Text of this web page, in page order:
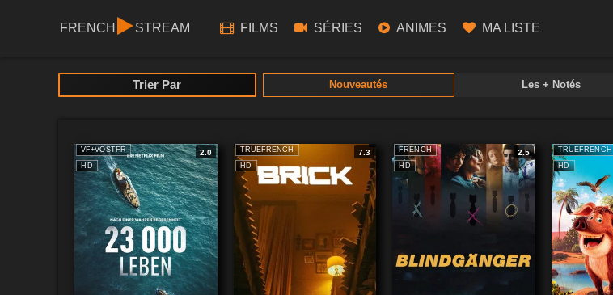
FRENCH STREAM FILMS SÉRIES ANIMES MA LISTE
Trier Par Nouveautés Les + Notés
HD
VF+VOSTFR 2.0
HD
TRUEFRENCH 7.3
HD
FRENCH 2.5
HD
TRUEFRENCH